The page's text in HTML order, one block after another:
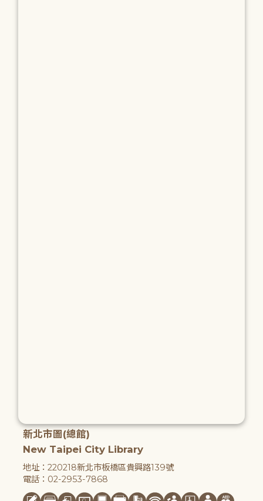
新北市圖(總館)
New Taipei City Library
地址：220218新北市板橋區貴興路139號
電話：02-2953-7868